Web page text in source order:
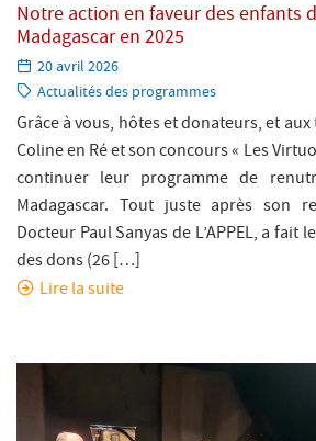
Notre action en faveur des enfants
Madagascar en 2025
Paru
le:
20 avril 2026
Catégorie:
Actualités des programmes
Grâce à vous, hôtes et donateurs, et
Coline en Ré et son concours « Les
continuer leur programme de
Madagascar. Tout juste après son
Docteur Paul Sanyas de L’APPEL, a fait
des dons (26 […]
Lire la suite